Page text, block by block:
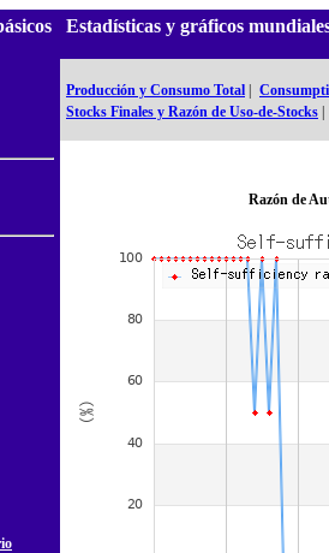
Estadísticas y gráficos
Producción y Consumo Total
Stocks Finales y Razón de Uso-de-Stocks
Razón de